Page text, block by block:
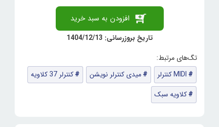
افزودن به سبد خرید
تاریخ بروزرسانی: 1404/12/13
MIDI کنترلر میدی کنترلر نویشن
کنترلر 37 کلاویه
کلاویه سبک